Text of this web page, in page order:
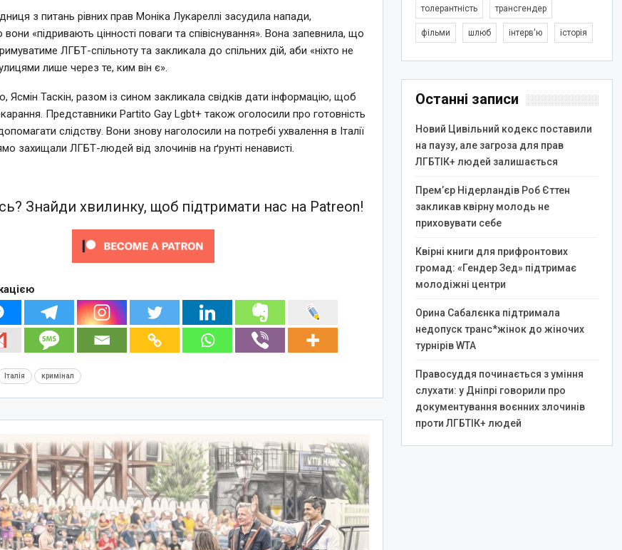
з питань рівних прав Моніка Лукареллі засудила напади,
«підривають цінності поваги та співіснування». Вона запевнила, що
ЛГБТ-спільноту та закликала до спільних дій, аби «ніхто не
лише через те, ким він є».
Ясмін Таскін, разом із сином закликала свідків дати інформацію, щоб
Представники Partito Gay Lgbt+ також оголосили про готовність
слідству. Вони знову наголосили на потребі ухвалення в Італії
захищали ЛГБТ-людей від злочинів на ґрунті ненависті.
Знайди хвилинку, щоб підтримати нас на Patreon!
Італія кримінал
толерантність трансгендер
фільми шлюб інтерв'ю історія
Останні записи
Новий Цивільний кодекс поставили
на паузу, але загроза для прав
ЛГБТІК+ людей залишається
Прем’єр Нідерландів Роб Єттен
закликав квірну молодь не
приховувати себе
Квірні книги для прифронтових
громад: «Гендер Зед» підтримає
молодіжні центри
Орина Сабалєнка підтримала
недопуск транс*жінок до жіночих
турнірів WTA
Правосуддя починається з уміння
слухати: у Дніпрі говорили про
документування воєнних злочинів
проти ЛГБТІК+ людей